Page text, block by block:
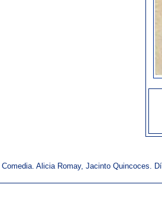
Alicia Romay, Jacinto Quincoces.